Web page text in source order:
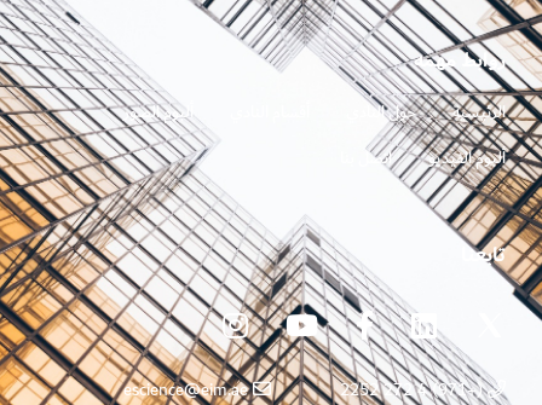
روابط مهمه
الرئيسية حول النادي
ألبوم الصور
ألبوم الفيديو
اتصل بنا
تابعنا
(+971) 4 272 2252
escience@eim.ae